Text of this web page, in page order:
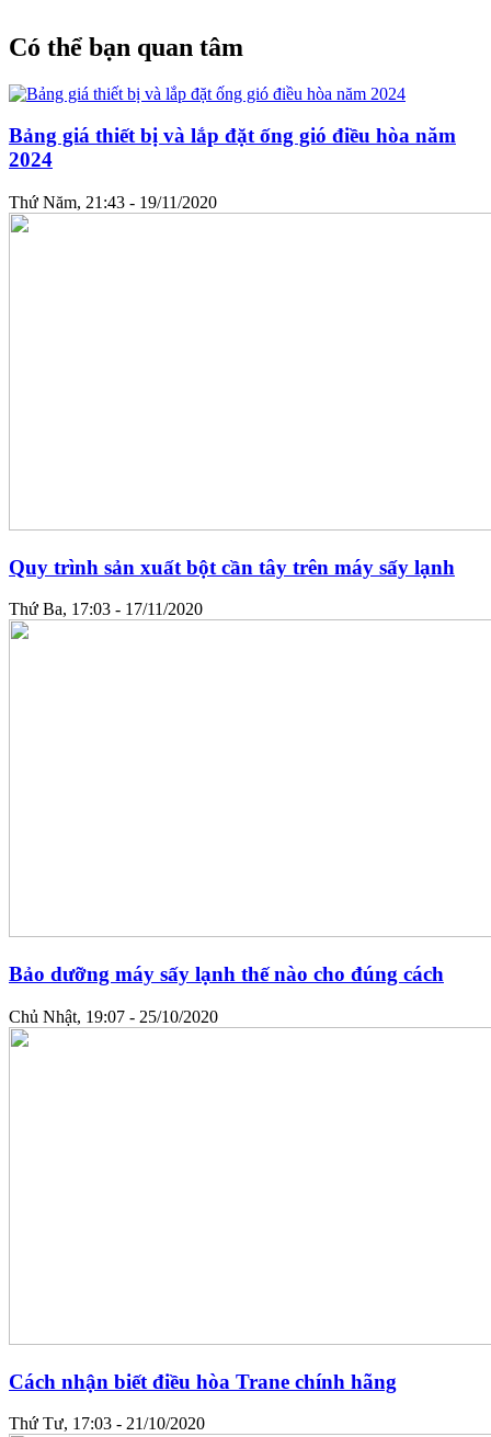
Có thể bạn quan tâm
Bảng giá thiết bị và lắp đặt ống gió điều hòa năm
2024
Thứ Năm, 21:43 - 19/11/2020
Quy trình sản xuất bột cần tây trên máy sấy lạnh
Thứ Ba, 17:03 - 17/11/2020
Bảo dưỡng máy sấy lạnh thế nào cho đúng cách
Chủ Nhật, 19:07 - 25/10/2020
Cách nhận biết điều hòa Trane chính hãng
Thứ Tư, 17:03 - 21/10/2020